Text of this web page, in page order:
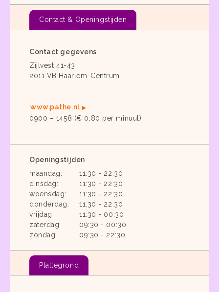
Contact & Openingstijden
Contact gegevens
Zijlvest 41-43
2011 VB Haarlem-Centrum
www.pathe.nl
0900 – 1458 (€ 0,80 per minuut)
Openingstijden
maandag:
11:30 - 22:30
dinsdag:
11:30 - 22:30
woensdag:
11:30 - 22:30
donderdag:
11:30 - 22:30
vrijdag:
11:30 - 00:30
zaterdag:
09:30 - 00:30
zondag:
09:30 - 22:30
Plattegrond